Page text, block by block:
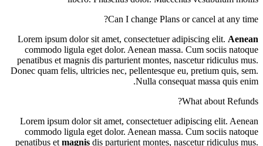
Can I change Plans or cancel at any time?
Lorem ipsum dolor sit amet, consectetuer adipiscing elit. Aenean
commodo ligula eget dolor. Aenean massa. Cum sociis natoque
penatibus et magnis dis parturient montes, nascetur ridiculus mus.
Donec quam felis, ultricies nec, pellentesque eu, pretium quis, sem.
Nulla consequat massa quis enim.
What about Refunds?
Lorem ipsum dolor sit amet, consectetuer adipiscing elit. Aenean
commodo ligula eget dolor. Aenean massa. Cum sociis natoque
penatibus etmagnis dis parturient montes, nascetur ridiculus mus.